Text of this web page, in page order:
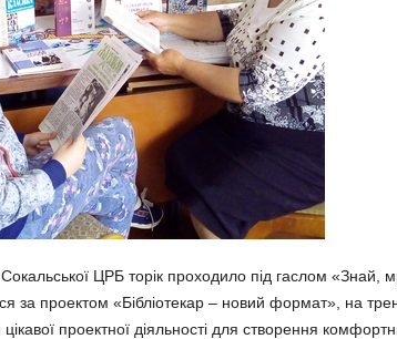
ЦРБ торік проходило під гаслом «Знай,
за проектом «Бібліотекар – новий формат», на
цікавої проектної діяльності для створення